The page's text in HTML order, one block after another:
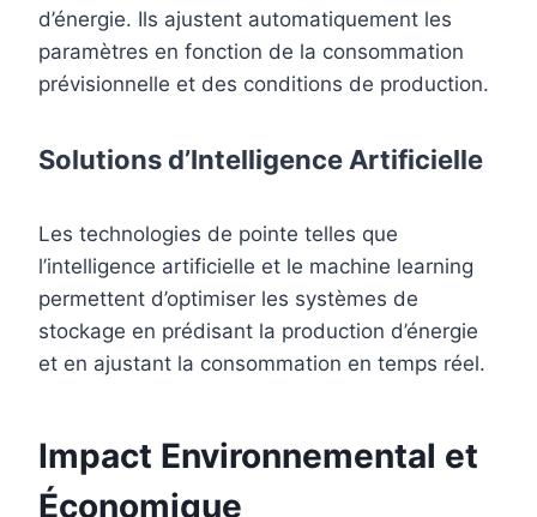
d’énergie. Ils ajustent automatiquement les
paramètres en fonction de la consommation
prévisionnelle et des conditions de production.
Solutions d’Intelligence Artificielle
Les technologies de pointe telles que
l’intelligence artificielle et le machine learning
permettent d’optimiser les systèmes de
stockage en prédisant la production d’énergie
et en ajustant la consommation en temps réel.
Impact Environnemental et
Économique